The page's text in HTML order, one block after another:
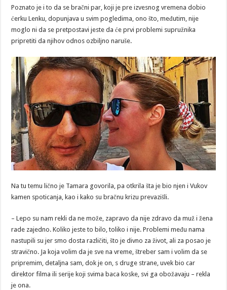
Poznato je i to da se bračni par, koji je pre izvesnog vremena dobio
ćerku Lenku, dopunjava u svim pogledima, ono što, međutim, nije
moglo ni da se pretpostavi jeste da će prvi problemi supružnika
pripretiti da njihov odnos ozbiljno naruše.
Na tu temu lično je Tamara govorila, pa otkrila šta je bio njen i Vukov
kamen spoticanja, kao i kako su bračnu krizu prevazišli.
– Lepo su nam rekli da ne može, zapravo da nije zdravo da muž i žena
rade zajedno. Koliko jeste to bilo, toliko i nije. Problemi među nama
nastupili su jer smo dosta različiti, što je divno za život, ali za posao je
stravično. Ja koja volim da je sve na vreme, štreber sam i volim da se
pripremim, detaljna sam, dok je on, s druge strane, uvek bio car
direktor filma ili serije koji svima baca koske, svi ga obožavaju – rekla
je ona.